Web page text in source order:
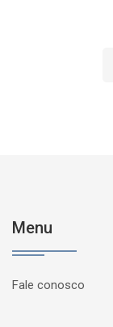
Menu
Fale conosco